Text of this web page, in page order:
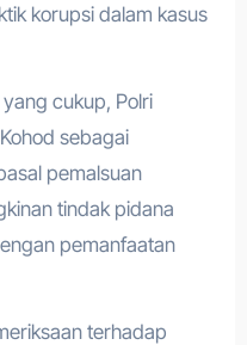
korupsi dalam kasus
cukup, Polri
sebagai
pemalsuan
tindak pidana
pemanfaatan
terhadap